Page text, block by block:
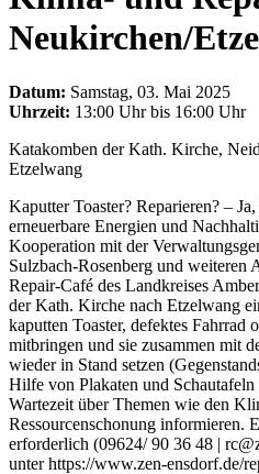
Neukirchen/
Datum: Samstag, 03. Mai 2025
Uhrzeit: 13:00 Uhr bis 16:00 Uhr
Katakomben der Kath. Kirche,
Etzelwang
Kaputter Toaster? Reparieren? –
erneuerbare Energien und
Kooperation mit der
Sulzbach-Rosenberg und weiteren
Repair-Café des Landkreises
der Kath. Kirche nach Etzelwang
kaputten Toaster, defektes Fahrrad
mitbringen und sie zusammen mit
wieder in Stand setzen
Hilfe von Plakaten und
Wartezeit über Themen wie den
Ressourcenschonung informieren.
erforderlich (09624/ 90 36 48 |
unter https://www.zen-ensdorf.de/